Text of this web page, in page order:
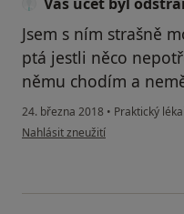
Jsem s ním strašně
ptá jestli něco
němu chodím a
24. března 2018 • Praktický
podle názoru uživatele Váš účet
Nahlásit zneužití